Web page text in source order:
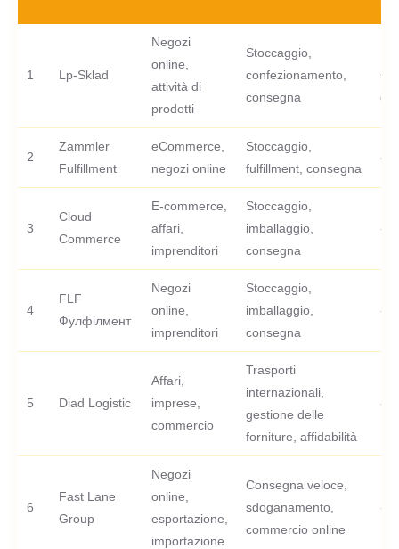
1 Lp-Sklad
Negozi
online,
attività di
prodotti
Stoccaggio,
confezionamento,
consegna
2
Zammler
Fulfillment
eCommerce,
negozi online
Stoccaggio,
fulfillment, consegna
-
3
Cloud
Commerce
E-commerce,
affari,
imprenditori
Stoccaggio,
imballaggio,
consegna
-
4
FLF
Фулфілмент
Negozi
online,
imprenditori
Stoccaggio,
imballaggio,
consegna
-
5 Diad Logistic
Affari,
imprese,
commercio
Trasporti
internazionali,
gestione delle
forniture, affidabilità
-
6
Fast Lane
Group
Negozi
online,
esportazione,
importazione
Consegna veloce,
sdoganamento,
commercio online
-